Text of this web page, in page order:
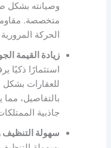
وصيانته بشكل
متخصصة.
الحركة المرورية
زيادة القيمة
استثمارًا ذكيًا
للعقارات بشكل
بالتفاصيل،
جاذبية
سهولة التنظيف